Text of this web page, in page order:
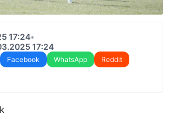
17:24•
17:24
Facebook WhatsApp
Reddit